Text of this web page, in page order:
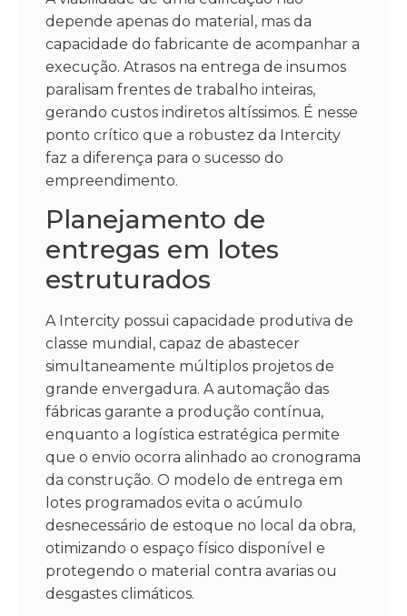
depende apenas do material, mas da
capacidade do fabricante de acompanhar a
execução. Atrasos na entrega de insumos
paralisam frentes de trabalho inteiras,
gerando custos indiretos altíssimos. É nesse
ponto crítico que a robustez da Intercity
faz a diferença para o sucesso do
empreendimento.
Planejamento de
entregas em lotes
estruturados
A Intercity possui capacidade produtiva de
classe mundial, capaz de abastecer
simultaneamente múltiplos projetos de
grande envergadura. A automação das
fábricas garante a produção contínua,
enquanto a logística estratégica permite
que o envio ocorra alinhado ao cronograma
da construção. O modelo de entrega em
lotes programados evita o acúmulo
desnecessário de estoque no local da obra,
otimizando o espaço físico disponível e
protegendo o material contra avarias ou
desgastes climáticos.